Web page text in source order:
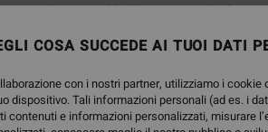
Swim Abbigliamento Surf
COSA SUCCEDE AI TUOI DATI
con i nostri partner, utilizziamo i
dispositivo. Tali informazioni personali (ad es. i
contenuti e informazioni personalizzati, misurare